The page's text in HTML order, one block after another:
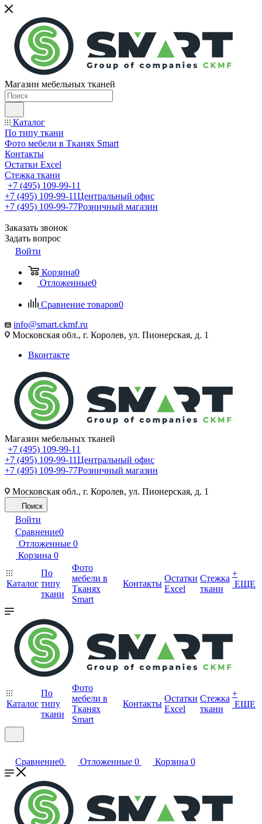
Магазин мебельных тканей
Каталог
По типу ткани
Фото мебели в Тканях Smart
Контакты
Остатки Excel
Стежка ткани
+7 (495) 109-99-11
+7 (495) 109-99-11Центральный офис
+7 (495) 109-99-77Розничный магазин
Заказать звонок
Задать вопрос
Войти
Корзина0
Отложенные0
Сравнение товаров0
info@smart.ckmf.ru
Московская обл., г. Королев, ул. Пионерская, д. 1
Вконтакте
Магазин мебельных тканей
+7 (495) 109-99-11
+7 (495) 109-99-11Центральный офис
+7 (495) 109-99-77Розничный магазин
Московская обл., г. Королев, ул. Пионерская, д. 1
Поиск
Войти
Сравнение0
Отложенные 0
Корзина 0
Каталог
По
типу
ткани
Фото
мебели в
Тканях
Smart
Контакты
Остатки
Excel
Стежка
ткани
+
ЕЩЕ
Каталог
По
типу
ткани
Фото
мебели в
Тканях
Smart
Контакты
Остатки
Excel
Стежка
ткани
+
ЕЩЕ
Сравнение0 Отложенные 0 Корзина 0